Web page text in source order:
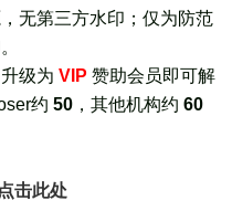
无第三方水印；仅为防范
升级为 VIP 赞助会员即可解
约 50 ，其他机构约 60
击此处